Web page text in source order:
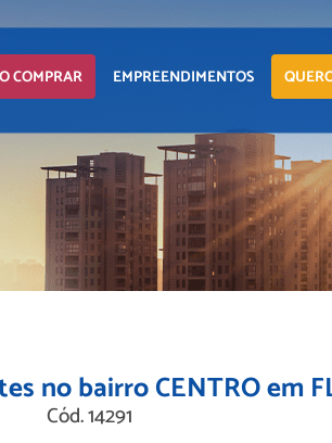
COMPRAR EMPREENDIMENTOS
LANÇAMENTOS
EM CONSTRUÇÃO
PRONTOS PARA
CASA
TERRENO
no bairro CENTRO em
Cód. 14291